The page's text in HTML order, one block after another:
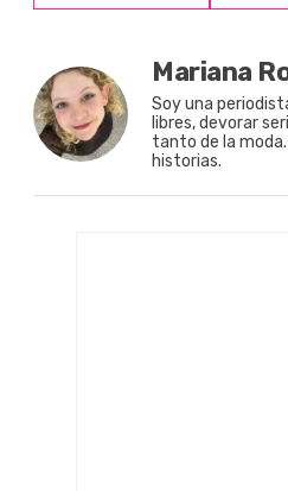
Mariana
Soy una
libres, devorar
tanto de la
historias.